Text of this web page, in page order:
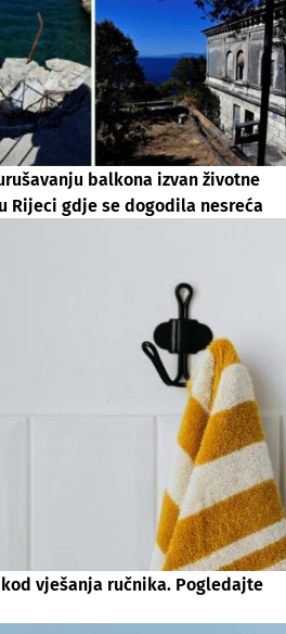
balkona izvan životne
Rijeci gdje se dogodila nesreća
vješanja ručnika. Pogledajte